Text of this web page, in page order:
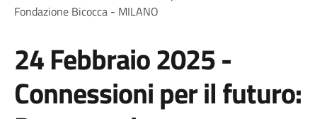
Fondazione Bicocca - MILANO
24 Febbraio 2025 -
Connessioni per il futuro: